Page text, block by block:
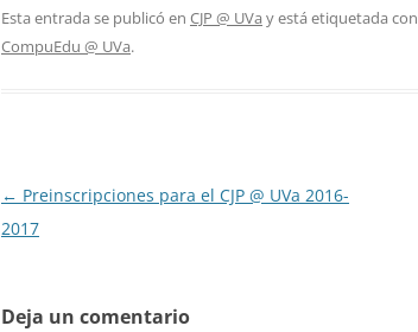
Esta entrada se publicó en CJP @ UVa y está etiquetada con
CompuEdu @ UVa.
Navegación
de
← Preinscripciones para el CJP @ UVa 2016-
2017
Deja un comentario